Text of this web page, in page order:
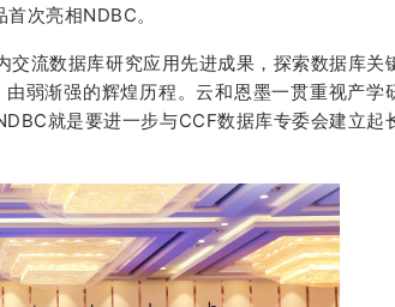
次亮相NDBC。
流数据库研究应用先进成果，探索数据库关
弱渐强的辉煌历程。云和恩墨一贯重视产学
就是要进一步与CCF数据库专委会建立起